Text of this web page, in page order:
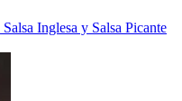
Inglesa y Salsa Picante